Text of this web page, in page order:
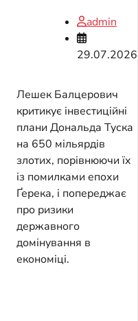
admin
29.07.2026
Лешек Балцерович
критикує інвестиційні
плани Дональда Туска
на 650 мільярдів
злотих, порівнюючи їх
із помилками епохи
Ґерека, і попереджає
про ризики
державного
домінування в
економіці.